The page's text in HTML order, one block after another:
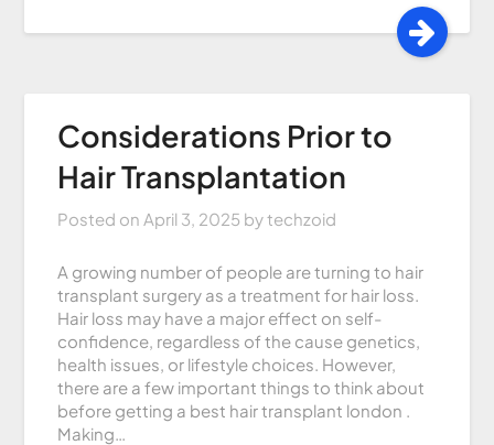
Considerations Prior to
Hair Transplantation
Posted on April 3, 2025 bytechzoid
A growing number of people are turning to hair
transplant surgery as a treatment for hair loss.
Hair loss may have a major effect on self-
confidence, regardless of the cause genetics,
health issues, or lifestyle choices. However,
there are a few important things to think about
before getting a best hair transplant london .
Making…